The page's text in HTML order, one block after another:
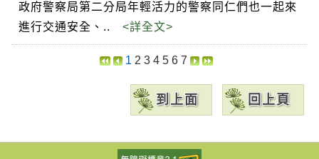
政府警察局第二分局年輕活力的警察同仁們也一起來
進行交通安全、.. <詳全文>
1 2 3 4 5 6 7
到上面 回上頁